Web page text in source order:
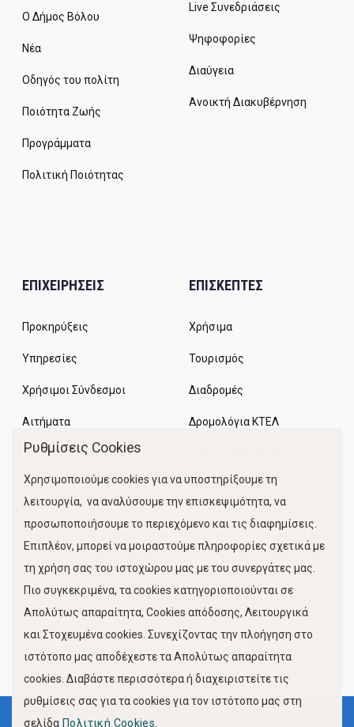
Ο Δήμος Βόλου
Νέα
Οδηγός του πολίτη
Ποιότητα Ζωής
Προγράμματα
Πολιτική Ποιότητας
Live Συνεδριάσεις
Ψηφοφορίες
Διαύγεια
Ανοικτή Διακυβέρνηση
ΕΠΙΧΕΙΡΗΣΕΙΣ
Προκηρύξεις
Υπηρεσίες
Χρήσιμοι Σύνδεσμοι
Αιτήματα
ΕΠΙΣΚΕΠΤΕΣ
Χρήσιμα
Τουρισμός
Διαδρομές
Δρομολόγια ΚΤΕΛ
Κίνηση Λιμένος
FOLLOW US
Ρυθμίσεις Cookies
Χρησιμοποιούμε cookies για να υποστηρίξουμε τη
λειτουργία, να αναλύσουμε την επισκεψιμότητα, να
προσωποποιήσουμε το περιεχόμενο και τις διαφημίσεις.
Επιπλέον, μπορεί να μοιραστούμε πληροφορίες σχετικά με
τη χρήση σας του ιστοχώρου μας με του συνεργάτες μας.
Πιο συγκεκριμένα, τα cookies κατηγοριοποιούνται σε
Απολύτως απαραίτητα, Cookies απόδοσης, Λειτουργικά
και Στοχευμένα cookies. Συνεχίζοντας την πλοήγηση στο
ιστότοπο μας αποδέχεστε τα Απολύτως απαραίτητα
cookies. Διαβάστε περισσότερα ή διαχειριστείτε τις
ρυθμίσεις σας για τα cookies για τον ιστότοπο μας στη
σελίδα Πολιτική Cookies.